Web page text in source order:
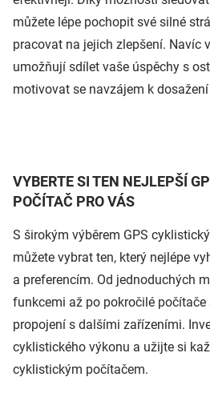
můžete lépe pochopit své silné
pracovat na jejich zlepšení. Navíc
umožňují sdílet vaše úspěchy s
motivovat se navzájem k
VYBERTE SI TEN NEJLEPŠÍ
POČÍTAČ PRO VÁS
S širokým výběrem GPS
můžete vybrat ten, který nejlépe
a preferencím. Od jednoduchých
funkcemi až po pokročilé
propojení s dalšími zařízeními.
cyklistického výkonu a užijte si
cyklistickým počítačem.